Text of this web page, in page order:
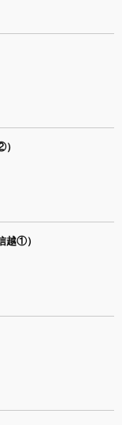
越①）